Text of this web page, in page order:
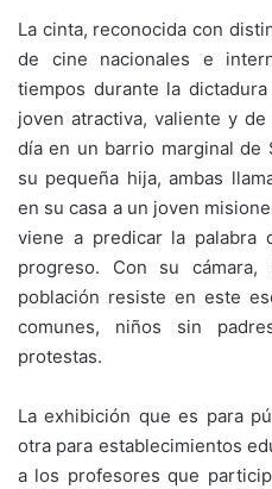
La cinta, reconocida con
de cine nacionales e
tiempos durante la
joven atractiva, valiente y
día en un barrio marginal de
su pequeña hija, ambas
en su casa a un joven
viene a predicar la palabra
progreso. Con su cámara,
población resiste en este
comunes, niños sin
protestas.
La exhibición que es para
otra para establecimientos
a los profesores que